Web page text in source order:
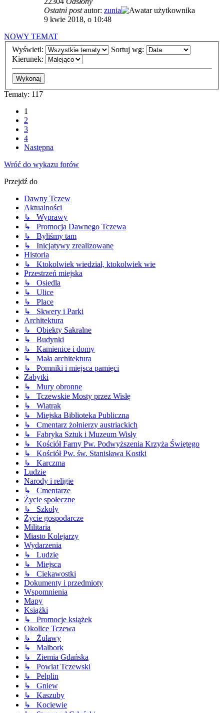
Ostatni postautor: zunia
9 kwie 2018, o 10:48
NOWY TEMAT
Wyświetl:
Sortuj wg:
Kierunek:
Tematy: 117
1
2
3
4
Następna
Wróć do wykazu forów
Przejdź do
Dawny Tczew
Aktualności
↳ Wyprawy
↳ Promocja Dawnego Tczewa
↳ Byliśmy tam
↳ Inicjatywy zrealizowane
Historia
↳ Ktokolwiek wiedział, ktokolwiek wie
Przestrzeń miejska
↳ Osiedla
↳ Ulice
↳ Place
↳ Skwery i Parki
Architektura
↳ Obiekty Sakralne
↳ Budynki
↳ Kamienice i domy
↳ Mała architektura
↳ Pomniki i miejsca pamięci
Zabytki
↳ Mury obronne
↳ Tczewskie Mosty przez Wisłę
↳ Wiatrak
↳ Miejska Biblioteka Publiczna
↳ Cmentarz żołnierzy austriackich
↳ Fabryka Sztuk i Muzeum Wisły
↳ Kościół Farny Pw. Podwyższenia Krzyża Świętego
↳ Kościół Pw. św. Stanisława Kostki
↳ Karczma
Ludzie
Narody i religie
↳ Cmentarze
Życie społeczne
↳ Szkoły
Życie gospodarcze
Militaria
Miasto Kolejarzy
Wydarzenia
↳ Ludzie
↳ Miejsca
↳ Ciekawostki
Dokumenty i przedmioty
Wspomnienia
Mapy
Książki
↳ Promocje książek
Okolice Tczewa
↳ Żuławy
↳ Malbork
↳ Ziemia Gdańska
↳ Powiat Tczewski
↳ Pelplin
↳ Gniew
↳ Kaszuby
↳ Kociewie